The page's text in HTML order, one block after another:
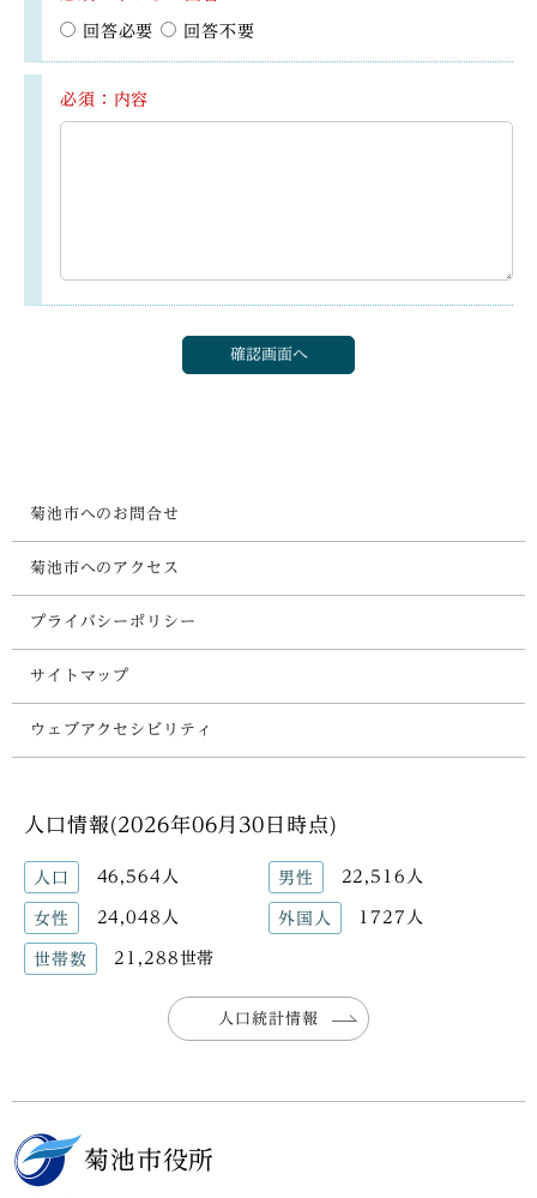
回答必要 回答不要
必須：内容
菊池市へのお問合せ
菊池市へのアクセス
プライバシーポリシー
サイトマップ
ウェブアクセシビリティ
人口情報(2026年06月30日時点)
人口 46,564人 男性 22,516人
女性 24,048人 外国人 1727人
世帯数 21,288世帯
人口統計情報
菊池市役所